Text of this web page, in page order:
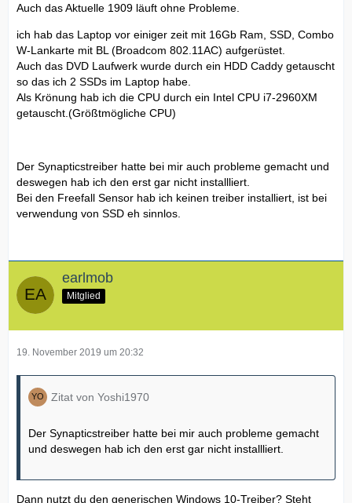
Auch das Aktuelle 1909 läuft ohne Probleme.
ich hab das Laptop vor einiger zeit mit 16Gb Ram, SSD, Combo
W-Lankarte mit BL (Broadcom 802.11AC) aufgerüstet.
Auch das DVD Laufwerk wurde durch ein HDD Caddy getauscht
so das ich 2 SSDs im Laptop habe.
Als Krönung hab ich die CPU durch ein Intel CPU i7-2960XM
getauscht.(Größtmögliche CPU)
Der Synapticstreiber hatte bei mir auch probleme gemacht und
deswegen hab ich den erst gar nicht installliert.
Bei den Freefall Sensor hab ich keinen treiber installiert, ist bei
verwendung von SSD eh sinnlos.
earlmob
Mitglied
19. November 2019 um 20:32
Zitat von Yoshi1970
Der Synapticstreiber hatte bei mir auch probleme gemacht
und deswegen hab ich den erst gar nicht installliert.
Dann nutzt du den generischen Windows 10-Treiber? Steht